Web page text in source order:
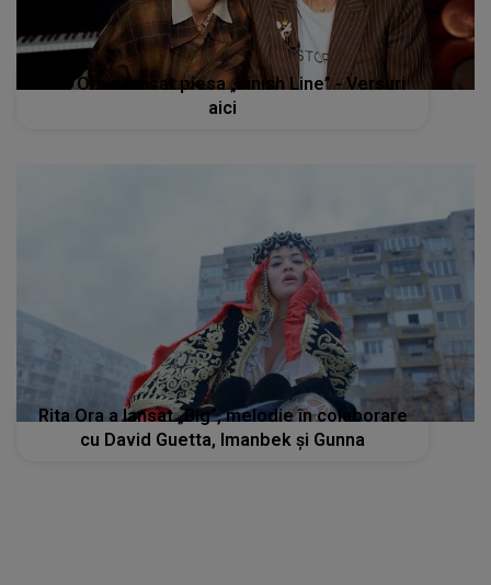
Rita Ora a lansat piesa „Finish Line” - Versuri
aici
Rita Ora a lansat „Big”, melodie în colaborare
cu David Guetta, Imanbek și Gunna